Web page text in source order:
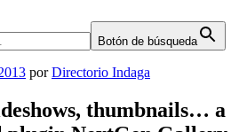
Botón de búsqueda
porDirectorio Indaga
thumbnails… a